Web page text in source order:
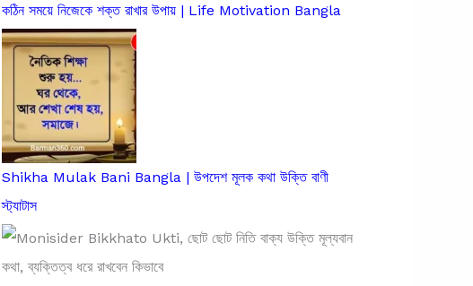
কঠিন সময়ে নিজেকে শক্ত রাখার উপায় | Life Motivation Bangla
Shikha Mulak Bani Bangla | উপদেশ মূলক কথা উক্তি বাণী
স্ট্যাটাস